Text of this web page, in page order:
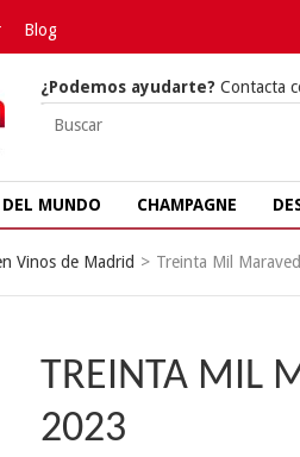
Blog
¿Podemos ayudarte? Contacta
MUNDO CHAMPAGNE
Vinos de Madrid > Treinta Mil
TREINTA MIL
2023